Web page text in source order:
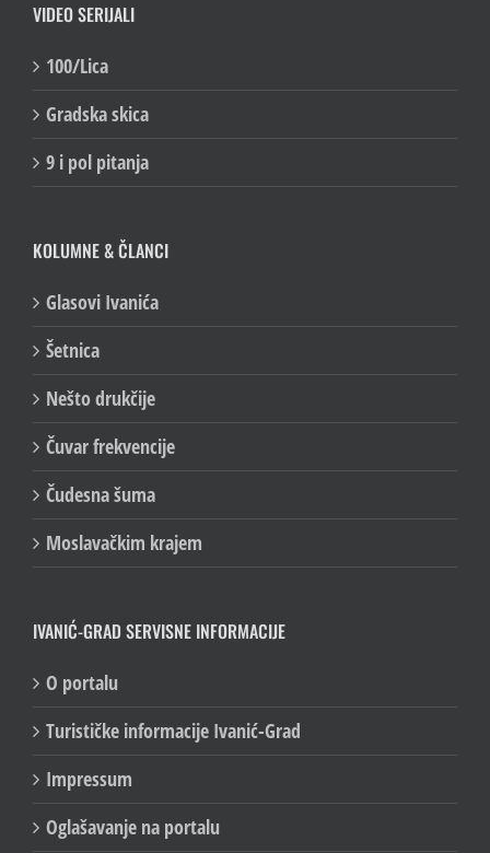
VIDEO SERIJALI
100/Lica
Gradska skica
9 i pol pitanja
KOLUMNE & ČLANCI
Glasovi Ivanića
Šetnica
Nešto drukčije
Čuvar frekvencije
Čudesna šuma
Moslavačkim krajem
IVANIĆ-GRAD SERVISNE INFORMACIJE
O portalu
Turističke informacije Ivanić-Grad
Impressum
Oglašavanje na portalu